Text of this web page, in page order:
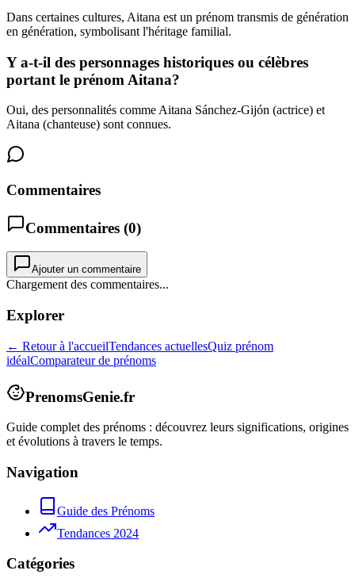
Dans certaines cultures, Aitana est un prénom transmis de génération
en génération, symbolisant l'héritage familial.
Y a-t-il des personnages historiques ou célèbres
portant le prénom Aitana?
Oui, des personnalités comme Aitana Sánchez-Gijón (actrice) et
Aitana (chanteuse) sont connues.
Commentaires
Commentaires (0)
Ajouter un commentaire
Chargement des commentaires...
Explorer
← Retour à l'accueilTendances actuellesQuiz prénom
idéalComparateur de prénoms
PrenomsGenie.fr
Guide complet des prénoms : découvrez leurs significations, origines
et évolutions à travers le temps.
Navigation
Guide des Prénoms
Tendances 2024
Catégories